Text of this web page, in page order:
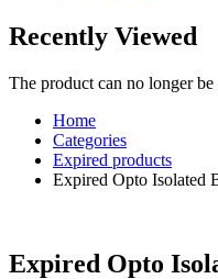
Recently Viewed
The product can no longer be
Home
Categories
Expired products
Expired Opto Isolated
Expired Opto